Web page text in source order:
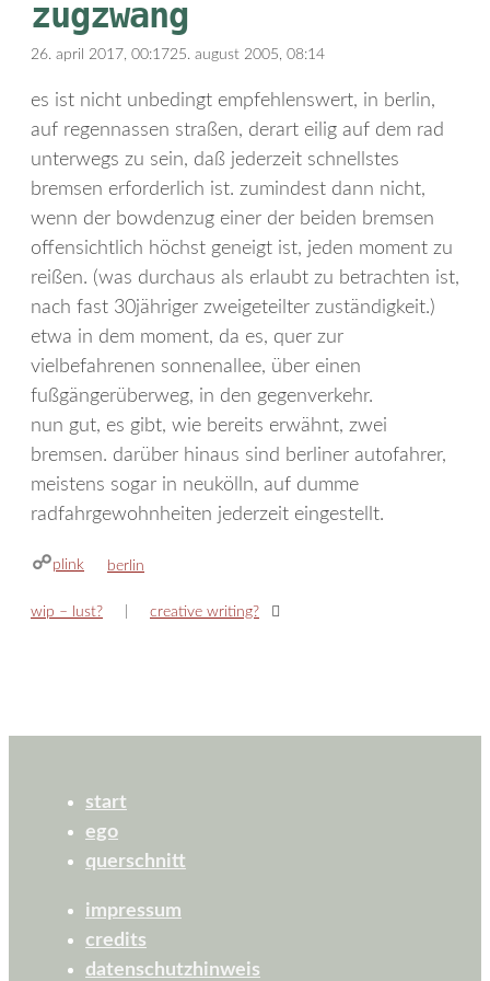
zugzwang
26. april 2017, 00:1725. august 2005, 08:14
es ist nicht unbedingt empfehlenswert, in berlin,
auf regennassen straßen, derart eilig auf dem rad
unterwegs zu sein, daß jederzeit schnellstes
bremsen erforderlich ist. zumindest dann nicht,
wenn der bowdenzug einer der beiden bremsen
offensichtlich höchst geneigt ist, jeden moment zu
reißen. (was durchaus als erlaubt zu betrachten ist,
nach fast 30jähriger zweigeteilter zuständigkeit.)
etwa in dem moment, da es, quer zur
vielbefahrenen sonnenallee, über einen
fußgängerüberweg, in den gegenverkehr.
nun gut, es gibt, wie bereits erwähnt, zwei
bremsen. darüber hinaus sind berliner autofahrer,
meistens sogar in neukölln, auf dumme
radfahrgewohnheiten jederzeit eingestellt.
plink kategorien
berlin
wip – lust? creative writing?
start
ego
querschnitt
impressum
credits
datenschutzhinweis